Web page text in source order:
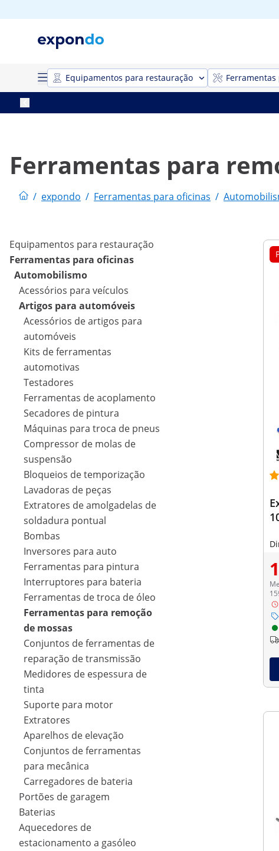
Equipamentos para restauração
Ferramentas para
/ expondo / Ferramentas para oficinas /
Equipamentos para restauração
Ferramentas para oficinas
Automobilismo
Acessórios para veículos
Artigos para automóveis
Acessórios de artigos para
automóveis
Kits de ferramentas
automotivas
Testadores
Ferramentas de acoplamento
Secadores de pintura
Máquinas para troca de pneus
Compressor de molas de
suspensão
Bloqueios de temporização
Lavadoras de peças
Extratores de amolgadelas de
soldadura pontual
Bombas
Inversores para auto
Ferramentas para pintura
Interruptores para bateria
Ferramentas de troca de óleo
Ferramentas para remoção
de mossas
Conjuntos de ferramentas de
reparação de transmissão
Medidores de espessura de
tinta
Suporte para motor
Extratores
Aparelhos de elevação
Conjuntos de ferramentas
para mecânica
Carregadores de bateria
Portões de garagem
Baterias
Aquecedores de
estacionamento a gasóleo